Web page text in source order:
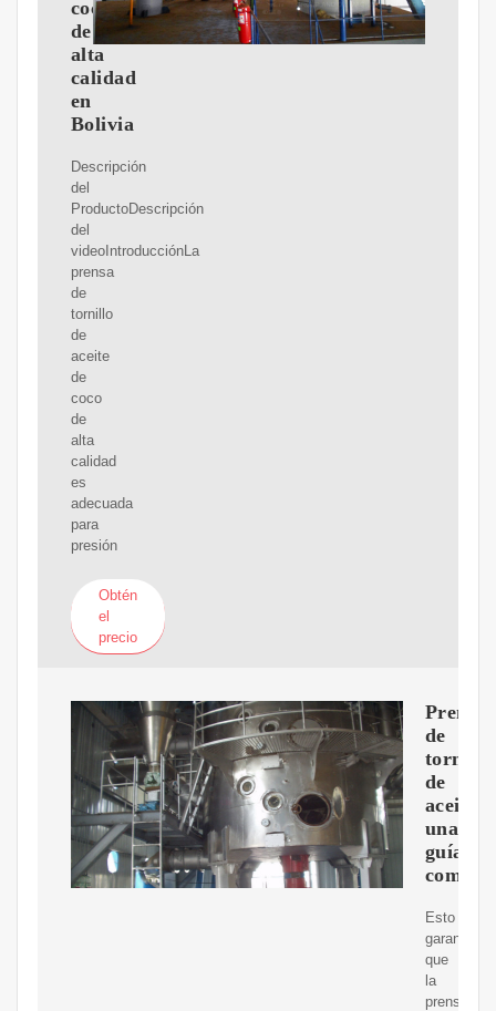
coco
de
alta
calidad
en
Bolivia
Descripción
del
ProductoDescripción
del
videoIntroducciónLa
prensa
de
tornillo
de
aceite
de
coco
de
alta
calidad
es
adecuada
para
presión
Obtén
el
precio
Prensa
de
tornillo
de
aceite:
una
guía
Esto
garantiza
que
la
prensa